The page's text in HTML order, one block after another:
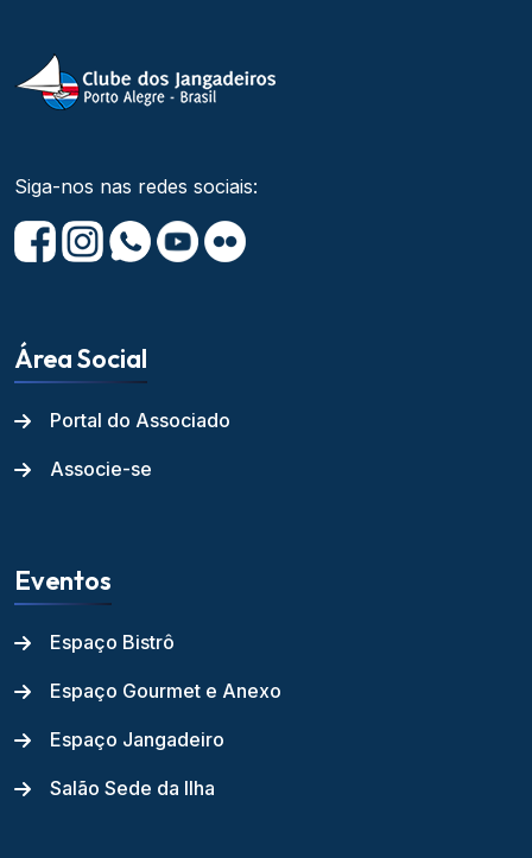
Siga-nos nas redes sociais:
Área Social
Portal do Associado
Associe-se
Eventos
Espaço Bistrô
Espaço Gourmet e Anexo
Espaço Jangadeiro
Salão Sede da Ilha